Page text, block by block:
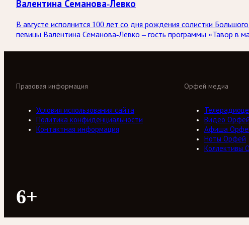
Валентина Семанова-Левко
В августе исполнится 100 лет со дня рождения солистки
певицы Валентина Семанова-Левко – гость программы «Тавор в
Орфей медиа
Видео Орфей
Афиша
Ноты Орфей
Коллективы
Правовая информация
Условия использования сайта
Политика конфиденциальности
Контактная информация
6+